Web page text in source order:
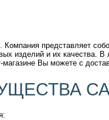
представляет
изделий и их качества.
Вы можете с